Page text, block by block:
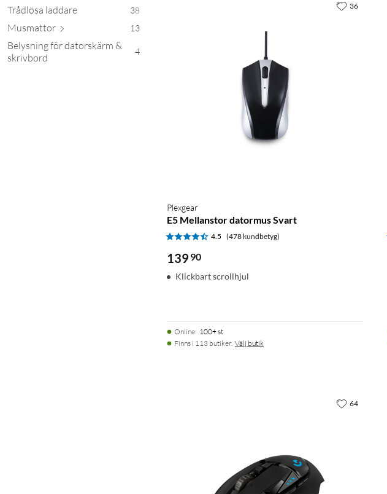
Trådlösa laddare 38
Musmattor 13
Belysning för datorskärm &
skrivbord
4
Plexgear
E5 Mellanstor datormus Svart
4.5 (478 kundbetyg)
139 90
Klickbart scrollhjul
Online: 100+ st
Finns i 113 butiker. Välj butik
36
64